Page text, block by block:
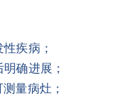
疾病；
确进展；
量病灶；